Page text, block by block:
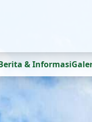
& Informasi